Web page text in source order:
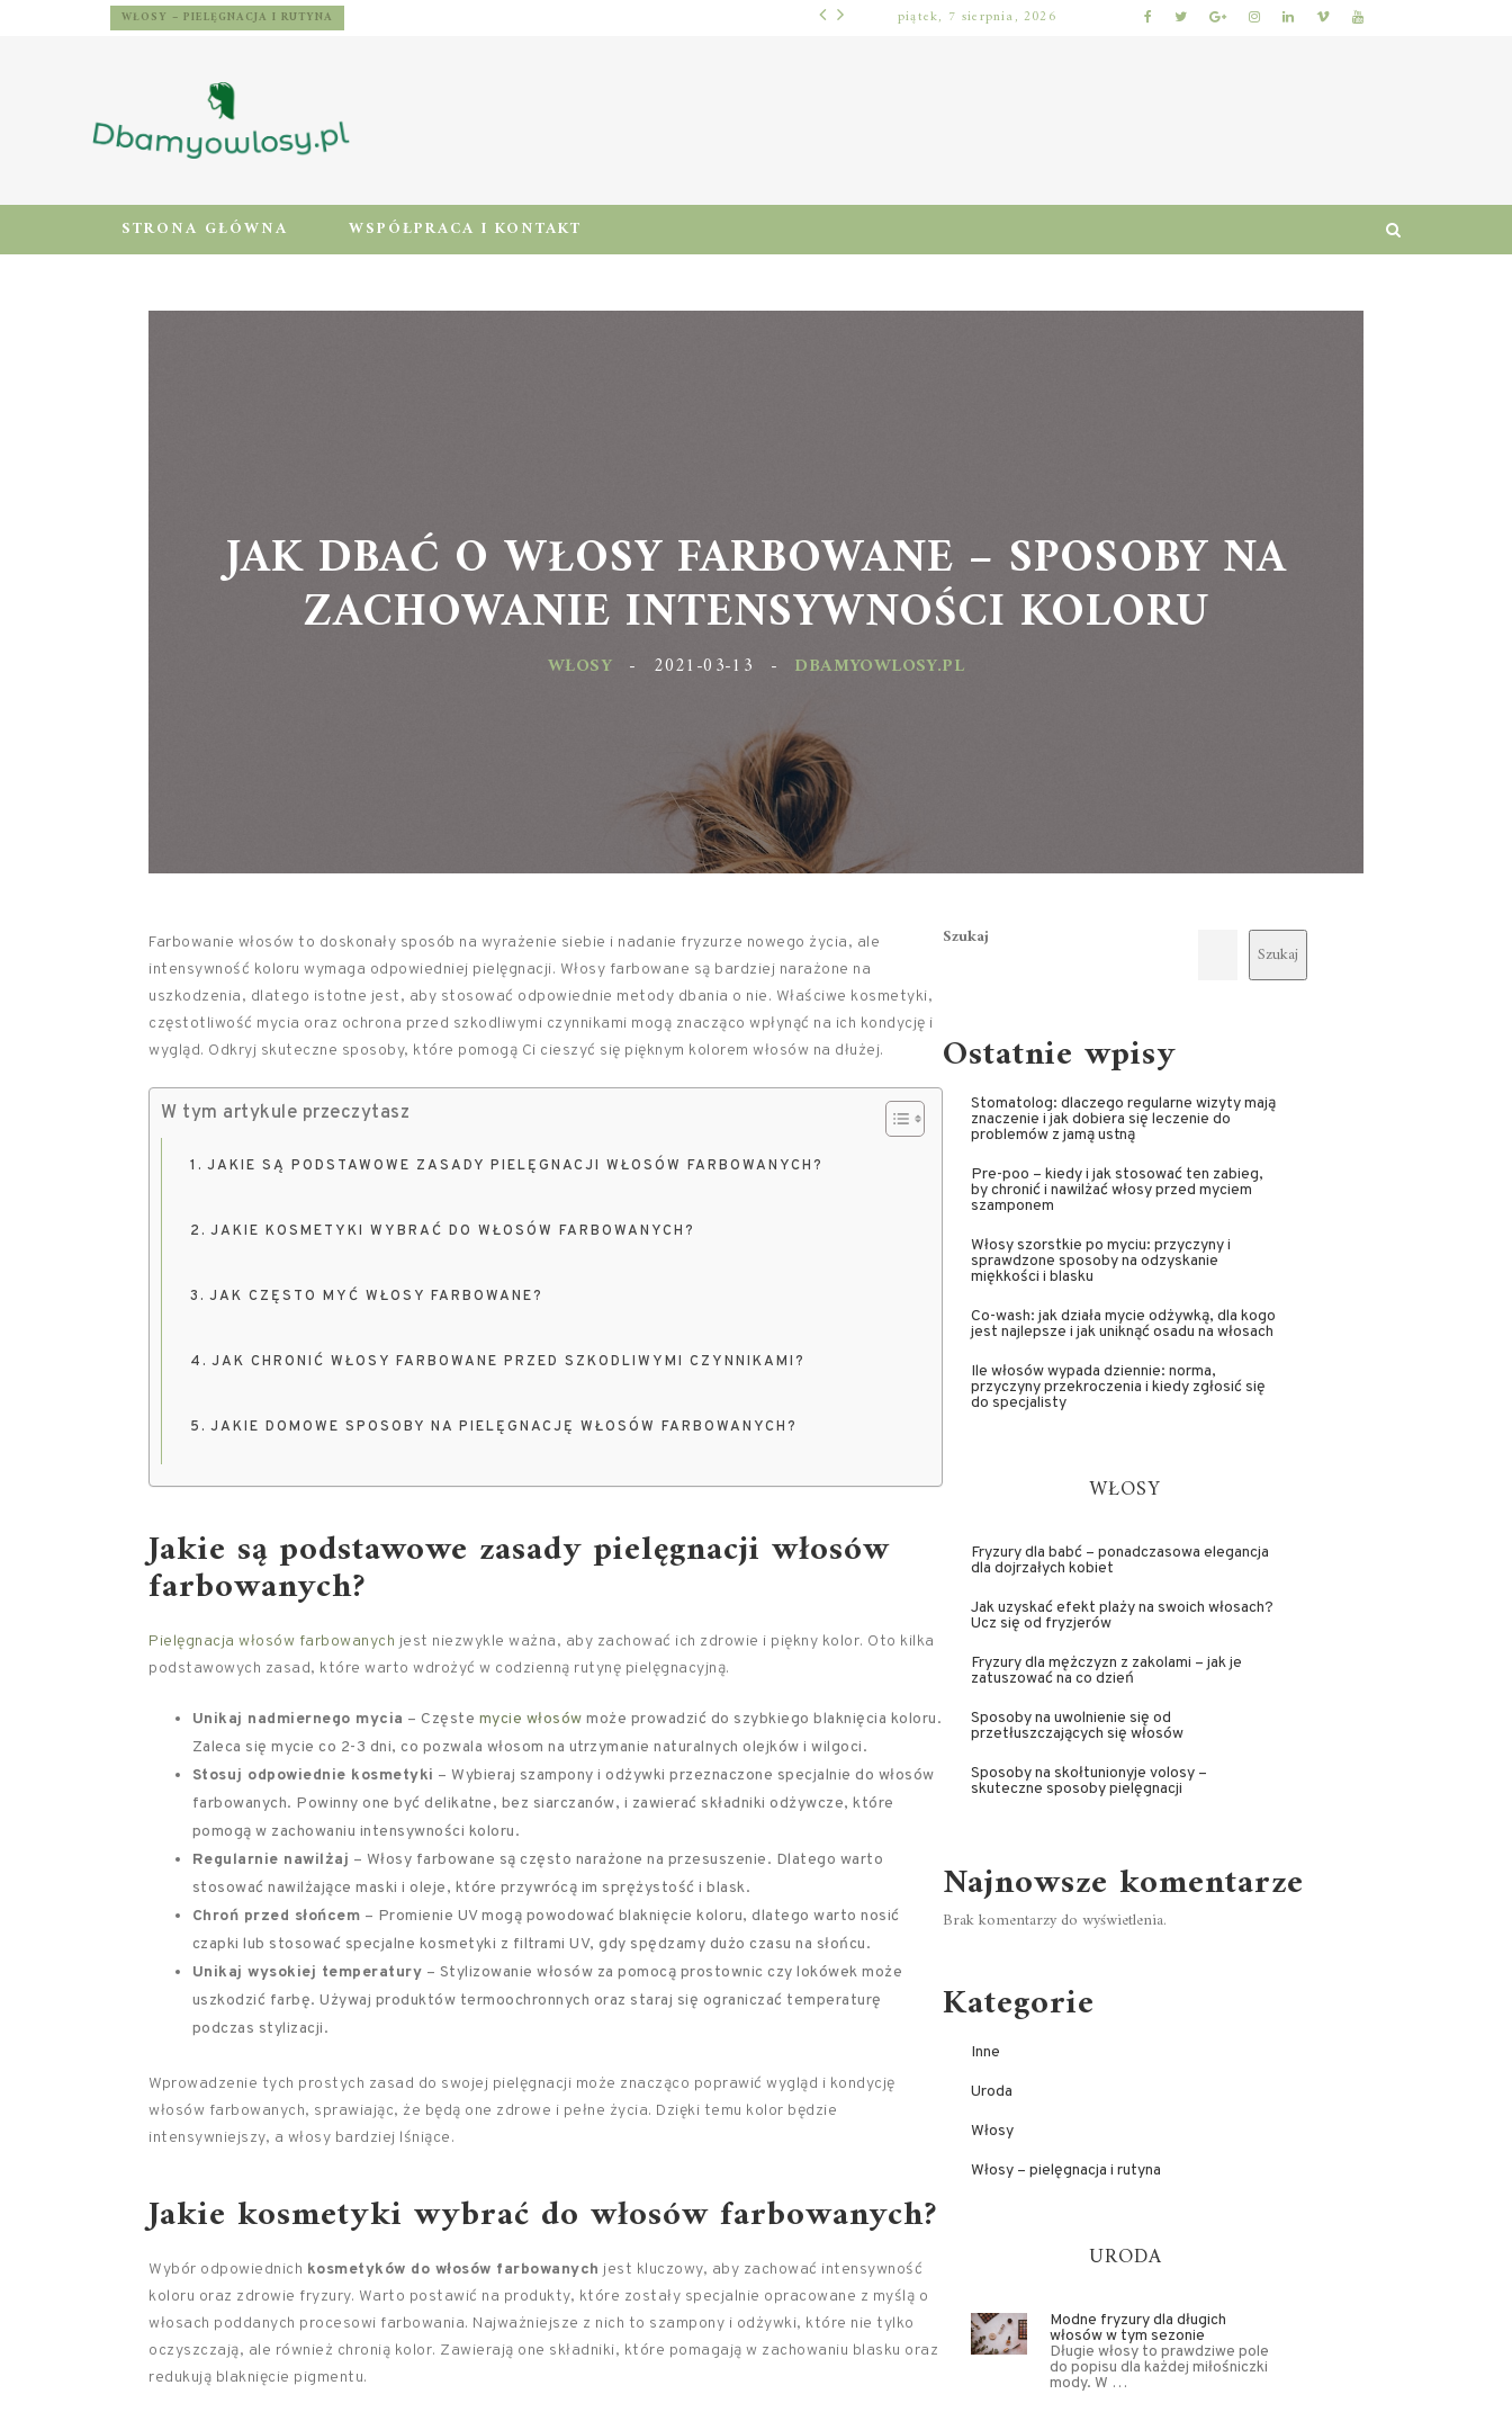
WŁOSY – PIELĘGNACJA I RUTYNA WŁOSY – PIELĘGNACJA I RUTYNA
piątek, 7 sierpnia, 2026
STRONA GŁÓWNA WSPÓŁPRACA I KONTAKT
JAK DBAĆ O WŁOSY FARBOWANE – SPOSOBY NA
ZACHOWANIE INTENSYWNOŚCI KOLORU
WŁOSY - 2021-03-13 - DBAMYOWLOSY.PL
Farbowanie włosów to doskonały sposób na wyrażenie siebie i nadanie fryzurze nowego życia, ale
intensywność koloru wymaga odpowiedniej pielęgnacji. Włosy farbowane są bardziej narażone na
uszkodzenia, dlatego istotne jest, aby stosować odpowiednie metody dbania o nie. Właściwe kosmetyki,
częstotliwość mycia oraz ochrona przed szkodliwymi czynnikami mogą znacząco wpłynąć na ich kondycję i
wygląd. Odkryj skuteczne sposoby, które pomogą Ci cieszyć się pięknym kolorem włosów na dłużej.
W tym artykule przeczytasz
JAKIE SĄ PODSTAWOWE ZASADY PIELĘGNACJI WŁOSÓW FARBOWANYCH?
JAKIE KOSMETYKI WYBRAĆ DO WŁOSÓW FARBOWANYCH?
JAK CZĘSTO MYĆ WŁOSY FARBOWANE?
JAK CHRONIĆ WŁOSY FARBOWANE PRZED SZKODLIWYMI CZYNNIKAMI?
JAKIE DOMOWE SPOSOBY NA PIELĘGNACJĘ WŁOSÓW FARBOWANYCH?
Jakie są podstawowe zasadypielęgnacji włosów
farbowanych?
Pielęgnacja włosów farbowanych jest niezwykle ważna, aby zachować ich zdrowie i piękny kolor. Oto kilka
podstawowych zasad, które warto wdrożyć w codzienną rutynę pielęgnacyjną.
Unikaj nadmiernego mycia – Częste mycie włosów może prowadzić do szybkiego blaknięcia koloru.
Zaleca się mycie co 2-3 dni, co pozwala włosom na utrzymanie naturalnych olejków i wilgoci.
Stosuj odpowiednie kosmetyki – Wybieraj szampony i odżywki przeznaczone specjalnie do włosów
farbowanych. Powinny one być delikatne, bez siarczanów, i zawierać składniki odżywcze, które
pomogą w zachowaniu intensywności koloru.
Regularnie nawilżaj – Włosy farbowane są często narażone na przesuszenie. Dlatego warto
stosować nawilżające maski i oleje, które przywrócą im sprężystość i blask.
Chroń przed słońcem – Promienie UV mogą powodować blaknięcie koloru, dlatego warto nosić
czapki lub stosować specjalne kosmetyki z filtrami UV, gdy spędzamy dużo czasu na słońcu.
Unikaj wysokiej temperatury – Stylizowanie włosów za pomocą prostownic czy lokówek może
uszkodzić farbę. Używaj produktów termoochronnych oraz staraj się ograniczać temperaturę
podczas stylizacji.
Wprowadzenie tych prostych zasad do swojej pielęgnacji może znacząco poprawić wygląd i kondycję
włosów farbowanych, sprawiając, że będą one zdrowe i pełne życia. Dzięki temu kolor będzie
intensywniejszy, a włosy bardziej lśniące.
Jakie kosmetyki wybrać do włosów farbowanych?
Wybór odpowiednich kosmetyków do włosów farbowanych jest kluczowy, aby zachować intensywność
koloru oraz zdrowie fryzury. Warto postawić na produkty, które zostały specjalnie opracowane z myślą o
włosach poddanych procesowi farbowania. Najważniejsze z nich to szampony i odżywki, które nie tylko
oczyszczają, ale również chronią kolor. Zawierają one składniki, które pomagają w zachowaniu blasku oraz
redukują blaknięcie pigmentu.
Szukaj
Szukaj
Ostatnie wpisy
Stomatolog: dlaczego regularne wizyty mają
znaczenie i jak dobiera się leczenie do
problemów z jamą ustną
Pre-poo – kiedy i jak stosować ten zabieg,
by chronić i nawilżać włosy przed myciem
szamponem
Włosy szorstkie po myciu: przyczyny i
sprawdzone sposoby na odzyskanie
miękkości i blasku
Co-wash: jak działa mycie odżywką, dla kogo
jest najlepsze i jak uniknąć osadu na włosach
Ile włosów wypada dziennie: norma,
przyczyny przekroczenia i kiedy zgłosić się
do specjalisty
WŁOSY
Fryzury dla babć – ponadczasowa elegancja
dla dojrzałych kobiet
Jak uzyskać efekt plaży na swoich włosach?
Ucz się od fryzjerów
Fryzury dla mężczyzn z zakolami – jak je
zatuszować na co dzień
Sposoby na uwolnienie się od
przetłuszczających się włosów
Sposoby na skołtunionyje volosy –
skuteczne sposoby pielęgnacji
Najnowsze komentarze
Brak komentarzy do wyświetlenia.
Kategorie
Inne
Uroda
Włosy
Włosy – pielęgnacja i rutyna
URODA
Modne fryzury dla długich
włosów w tym sezonie
Długie włosy to prawdziwe pole
do popisu dla każdej miłośniczki
mody. W …